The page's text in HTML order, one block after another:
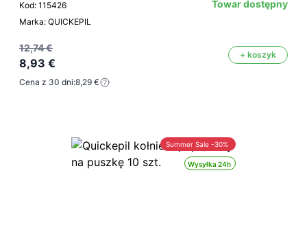
Kod: 115426
Marka: QUICKEPIL
Towar dostępny
12,74 €
8,93 €
+ koszyk
Cena z 30 dni:8,29 €
Wysyłka 24h
Summer Sale -30%